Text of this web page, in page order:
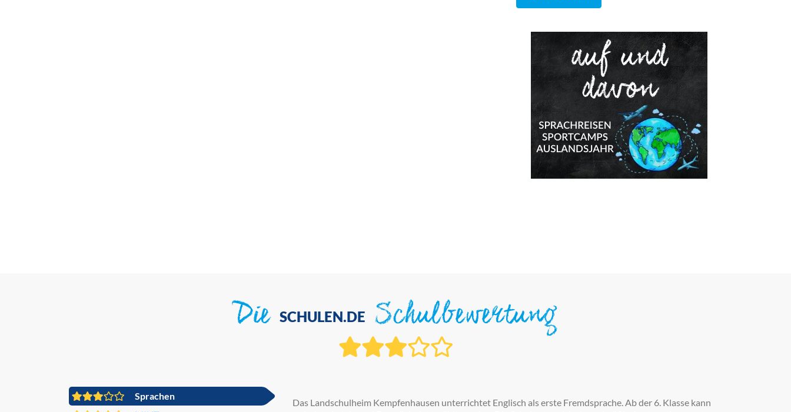
Die SCHULEN.DE Schulbewertung
Sprachen
Das Landschulheim Kempfenhausen unterrichtet Englisch als erste Fremdsprache. Ab der 6. Klasse kann